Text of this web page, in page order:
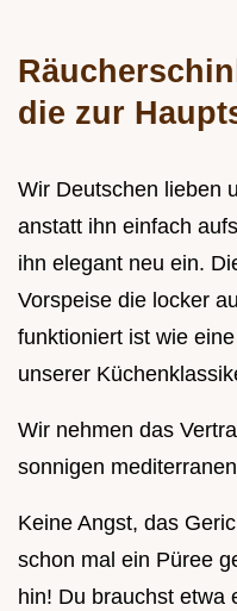
die zur
Wir Deutschen lieben
anstatt ihn einfach
ihn elegant neu ein.
Vorspeise die locker
funktioniert ist wie
unserer
Wir nehmen das
sonnigen
Keine Angst, das
schon mal ein Püree
hin! Du brauchst etwa